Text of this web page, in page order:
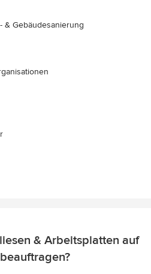
& Gebäudesanierung
& Arbeitsplatten auf